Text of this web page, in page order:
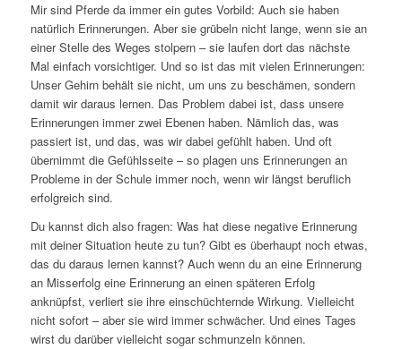
Mir sind Pferde da immer ein gutes Vorbild: Auch sie haben
natürlich Erinnerungen. Aber sie grübeln nicht lange, wenn sie an
einer Stelle des Weges stolpern – sie laufen dort das nächste
Mal einfach vorsichtiger. Und so ist das mit vielen Erinnerungen:
Unser Gehirn behält sie nicht, um uns zu beschämen, sondern
damit wir daraus lernen. Das Problem dabei ist, dass unsere
Erinnerungen immer zwei Ebenen haben. Nämlich das, was
passiert ist, und das, was wir dabei gefühlt haben. Und oft
übernimmt die Gefühlsseite – so plagen uns Erinnerungen an
Probleme in der Schule immer noch, wenn wir längst beruflich
erfolgreich sind.
Du kannst dich also fragen: Was hat diese negative Erinnerung
mit deiner Situation heute zu tun? Gibt es überhaupt noch etwas,
das du daraus lernen kannst? Auch wenn du an eine Erinnerung
an Misserfolg eine Erinnerung an einen späteren Erfolg
anknüpfst, verliert sie ihre einschüchternde Wirkung. Vielleicht
nicht sofort – aber sie wird immer schwächer. Und eines Tages
wirst du darüber vielleicht sogar schmunzeln können.